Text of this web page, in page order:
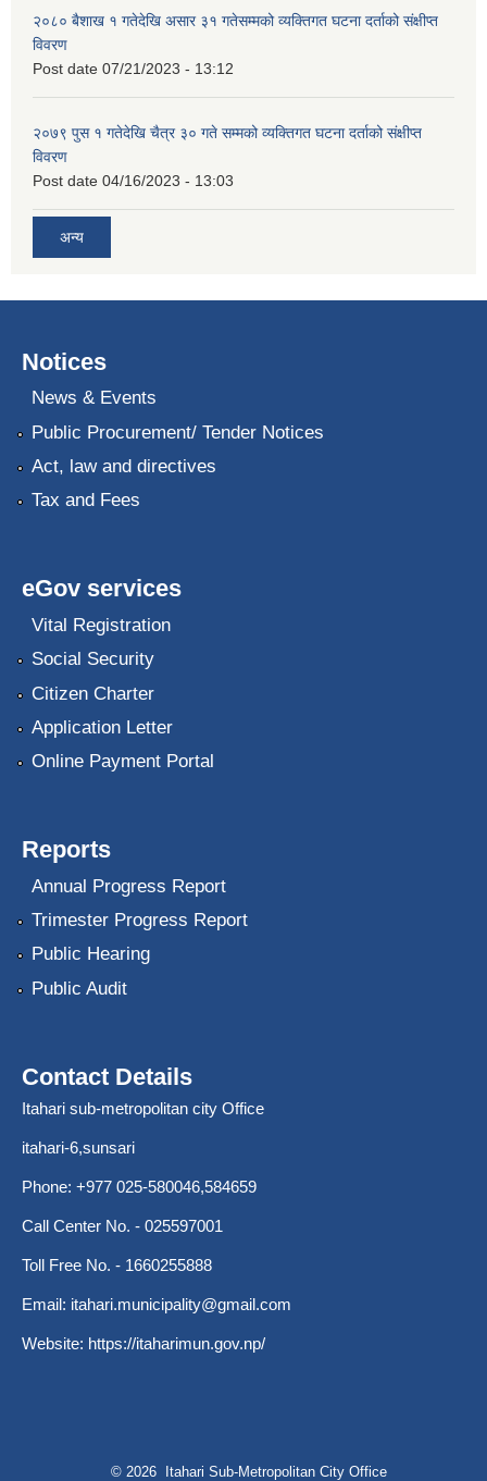
२०८० बैशाख १ गतेदेखि असार ३१ गतेसम्मको व्यक्तिगत घटना दर्ताको संक्षीप्त
विवरण
Post date 07/21/2023 - 13:12
२०७९ पुस १ गतेदेखि चैत्र ३० गते सम्मको व्यक्तिगत घटना दर्ताको संक्षीप्त
विवरण
Post date 04/16/2023 - 13:03
अन्य
Notices
News & Events
Public Procurement/ Tender Notices
Act, law and directives
Tax and Fees
eGov services
Vital Registration
Social Security
Citizen Charter
Application Letter
Online Payment Portal
Reports
Annual Progress Report
Trimester Progress Report
Public Hearing
Public Audit
Contact Details
Itahari sub-metropolitan city Office
itahari-6,sunsari
Phone: +977 025-580046,584659
Call Center No. - 025597001
Toll Free No. - 1660255888
Email: itahari.municipality@gmail.com
Website: https://itaharimun.gov.np/
© 2026 Itahari Sub-Metropolitan City Office